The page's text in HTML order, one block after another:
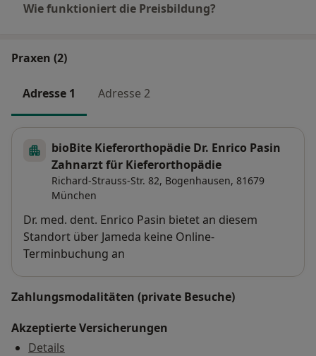
Wie funktioniert die Preisbildung?
Praxen (2)
Adresse 1 Adresse 2
bioBite Kieferorthopädie Dr. Enrico Pasin
Zahnarzt für Kieferorthopädie
Richard-Strauss-Str. 82, Bogenhausen, 81679
München
Verfügbarkeit
Dr. med. dent. Enrico Pasin bietet an diesem
Standort über Jameda keine Online-
Terminbuchung an
Zahlungsmodalitäten (private Besuche)
Akzeptierte Versicherungen
Details